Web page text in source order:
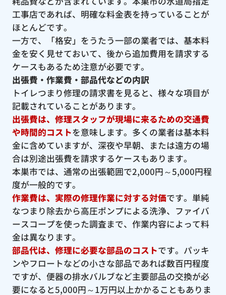
工事店であれば、明確な料金表を持っていることが
ほとんどです。
一方で、「格安」をうたう一部の業者では、基本料
金を安く見せておいて、後から追加費用を請求する
ケースもあるため注意が必要です。
出張費・作業費・部品代などの内訳
トイレつまり修理の請求書を見ると、様々な項目が
記載されていることがあります。
出張費は、修理スタッフが現場に来るための交通費
や時間的コストを意味します。多くの業者は基本料
金に含めていますが、深夜や早朝、または遠方の場
合は別途出張費を請求するケースもあります。
本巣市では、通常の出張範囲で2,000円～5,000円程
度が一般的です。
作業費は、実際の修理作業に対する対価です。単純
なつまり除去から高圧ポンプによる洗浄、ファイバ
ースコープを使った調査まで、作業内容によって料
金は異なります。
部品代は、修理に必要な部品のコストです。パッキ
ンやフロートなどの小さな部品であれば数百円程度
ですが、便器の排水バルブなど主要部品の交換が必
要になると5,000円～1万円以上かかることもありま